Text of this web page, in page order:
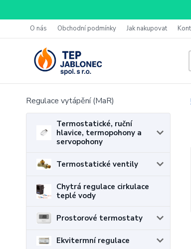
O nás Obchodní podmínky Jak nakupovat
Regulace vytápění (MaR)
Termostatické, ruční
hlavice, termopohony a
servopohony
Termostatické ventily
Chytrá regulace cirkulace
teplé vody
Prostorové termostaty
Ekvitermní regulace